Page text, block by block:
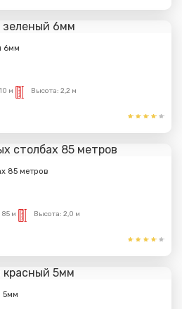
6мм
м Высота: 2,2 м
85 метров
85 м Высота: 2,0 м
5мм
наш специалист свяжется с
Вами.